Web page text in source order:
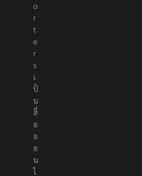
o
r
t
e
r
s
เ
ป็
น
สื่
อ
อ
อ
น
ไ